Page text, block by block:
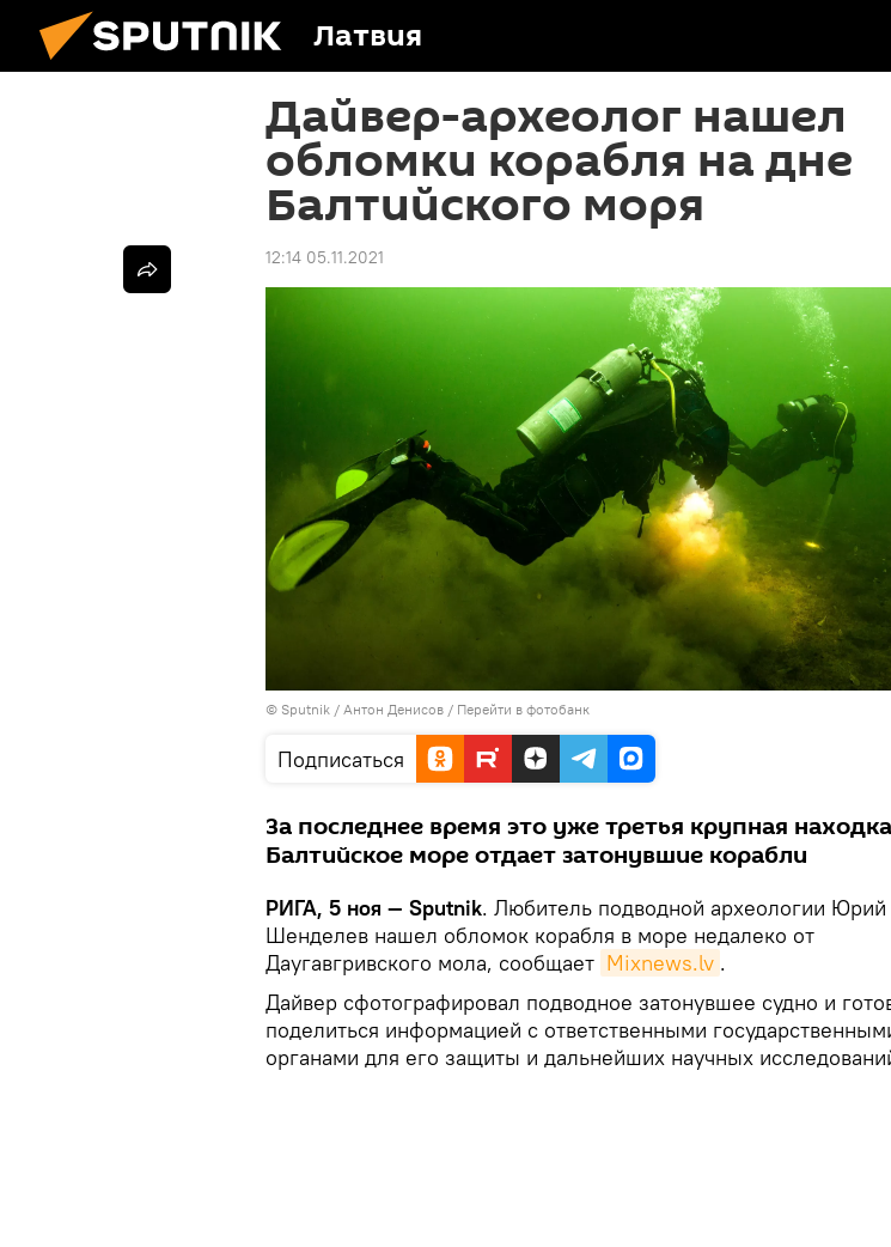
Латвия
Дайвер-археолог нашел
обломки корабля на дне
Балтийского моря
12:14 05.11.2021
© Sputnik / Антон Денисов / Перейти в фотобанк
Подписаться
За последнее время это уже третья крупная
Балтийское море отдает затонувшие корабли
РИГА, 5 ноя — Sputnik. Любитель подводной археологии Юрий
Шенделев нашел обломок корабля в море недалеко от
Даугавгривского мола, сообщает Mixnews.lv .
Дайвер сфотографировал подводное затонувшее судно и
поделиться информацией с ответственными
органами для его защиты и дальнейших научных